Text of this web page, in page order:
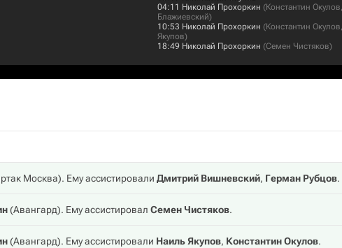
04:11 Николай Прохоркин (Константин Окулов,
Блажиевский)
10:53 Николай Прохоркин (Константин Окулов,
Якупов)
18:49 Николай Прохоркин (Семен Чистяков)
Москва). Ему ассистировали Дмитрий Вишневский, Герман Рубцов.
(Авангард). Ему ассистировал Семен Чистяков.
(Авангард). Ему ассистировали Наиль Якупов, Константин Окулов.